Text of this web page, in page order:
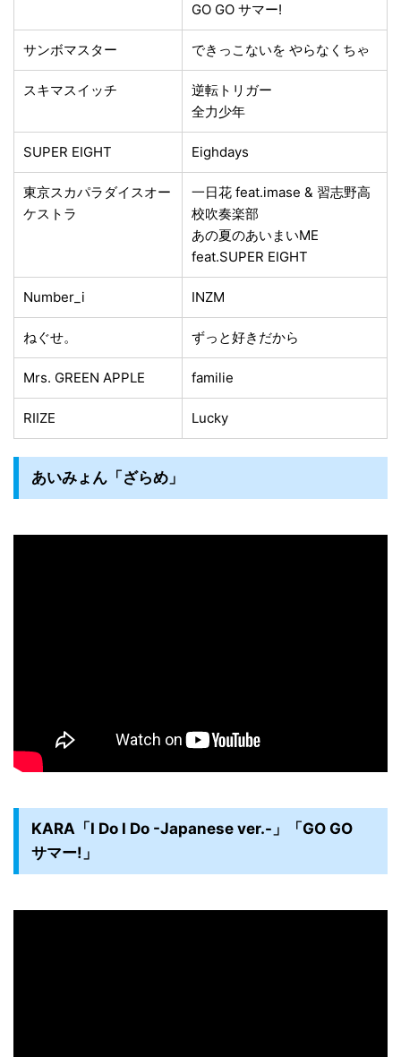
GO GO サマー!
サンボマスター できっこないを やらなくちゃ
スキマスイッチ
逆転トリガー
全力少年
SUPER EIGHT Eighdays
東京スカパラダイスオー
ケストラ
一日花 feat.imase & 習志野高
校吹奏楽部
あの夏のあいまいME
feat.SUPER EIGHT
Number_i INZM
ねぐせ。 ずっと好きだから
Mrs. GREEN APPLE familie
RIIZE Lucky
あいみょん「ざらめ」
KARA「I Do I Do -Japanese ver.-」「GO GO
サマー!」